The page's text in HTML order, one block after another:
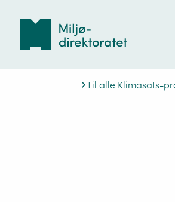
Til alle Klimasats-